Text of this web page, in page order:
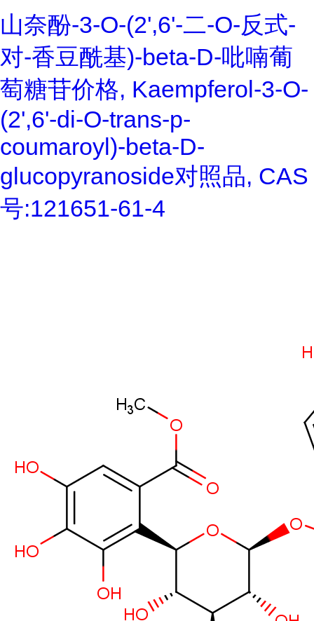
山奈酚-3-O-(2',6'-二-O-反式-
对-香豆酰基)-beta-D-吡喃葡
萄糖苷价格, Kaempferol-3-O-
(2',6'-di-O-trans-p-
coumaroyl)-beta-D-
glucopyranoside对照品, CAS
号:121651-61-4